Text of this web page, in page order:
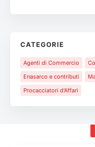
CATEGORIE
Agenti di Commercio
Enasarco e contributi
Procacciatori d'Affari